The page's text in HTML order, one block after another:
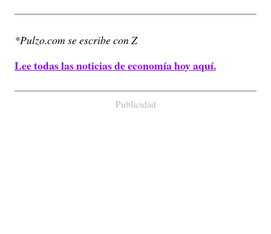
*Pulzo.com se escribe con Z
Lee todas las noticias de economía hoy aquí.
Publicidad